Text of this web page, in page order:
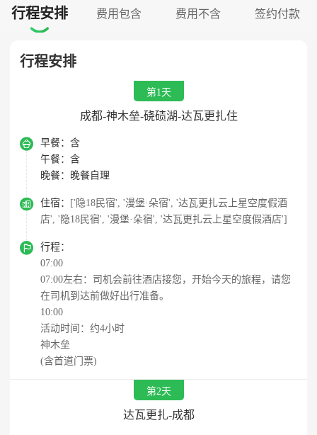
行程安排 费用包含 费用不含 签约付款

行程安排
第1天
成都-神木垒-硗碛湖-达瓦更扎住
 早餐： 含
午餐： 含
晚餐：
晚餐自理
 住宿：
['隐18民宿', '漫堡·朵宿', '达瓦更扎云上星空度假酒
店', '隐18民宿', '漫堡·朵宿', '达瓦更扎云上星空度假酒店']

行程：
07:00
07:00左右：司机会前往酒店接您，开始今天的旅程，请您
在司机到达前做好出⾏准备。
10:00
活动时间：约4小时
神木垒
(含首道门票)
第2天
达瓦更扎-成都